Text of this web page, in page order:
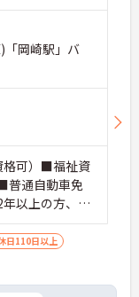
「岡崎駅」バ
格可）■福祉資
通自動車免
以上の方、障
持ちの方大歓
日110日以上